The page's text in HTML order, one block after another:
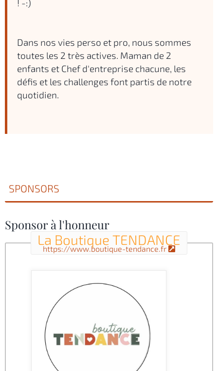
! -:)
Dans nos vies perso et pro, nous sommes
toutes les 2 très actives. Maman de 2
enfants et Chef d'entreprise chacune, les
défis et les challenges font partis de notre
quotidien.
SPONSORS
Sponsor à l'honneur
La Boutique TENDANCE
https://www.boutique-tendance.fr